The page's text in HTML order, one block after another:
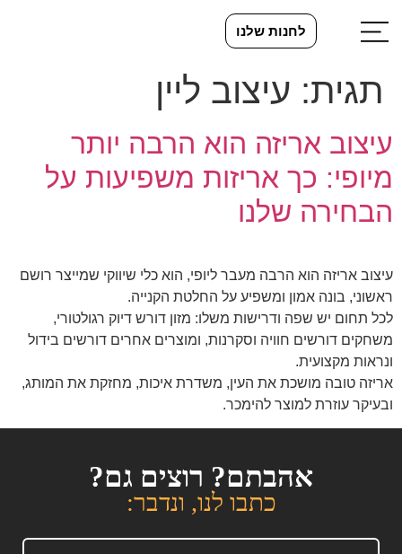
לחנות שלנו
תגית: עיצוב ליין
עיצוב אריזה הוא הרבה יותר
מיופי: כך אריזות משפיעות על
הבחירה שלנו
עיצוב אריזה הוא הרבה מעבר ליופי, הוא כלי שיווקי שמייצר רושם
ראשוני, בונה אמון ומשפיע על החלטת הקנייה.
לכל תחום יש שפה ודרישות משלו: מזון דורש דיוק רגולטורי,
משחקים דורשים חוויה וסקרנות, ומוצרים אחרים דורשים בידול
ונראות מקצועית.
אריזה טובה מושכת את העין, משדרת איכות, מחזקת את המותג,
ובעיקר עוזרת למוצר להימכר.
אהבתם? רוצים גם?
כתבו לנו, ונדבר: